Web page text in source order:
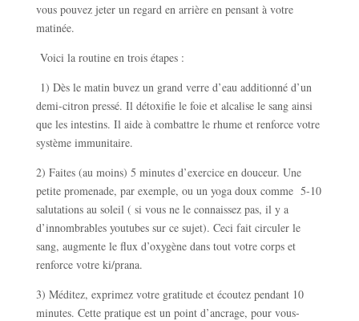
vous pouvez jeter un regard en arrière en pensant à votre
matinée.
Voici la routine en trois étapes :
1) Dès le matin buvez un grand verre d’eau additionné d’un
demi-citron pressé. Il détoxifie le foie et alcalise le sang ainsi
que les intestins. Il aide à combattre le rhume et renforce votre
système immunitaire.
2) Faites (au moins) 5 minutes d’exercice en douceur. Une
petite promenade, par exemple, ou un yoga doux comme 5-10
salutations au soleil ( si vous ne le connaissez pas, il y a
d’innombrables youtubes sur ce sujet). Ceci fait circuler le
sang, augmente le flux d’oxygène dans tout votre corps et
renforce votre ki/prana.
3) Méditez, exprimez votre gratitude et écoutez pendant 10
minutes. Cette pratique est un point d’ancrage, pour vous-